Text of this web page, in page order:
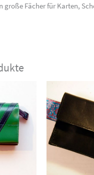
große Fächer für Karten,